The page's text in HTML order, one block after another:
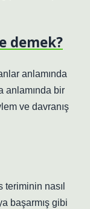
demek?
anlamında
anlamında bir
ve davranış
nasıl
başarmış gibi